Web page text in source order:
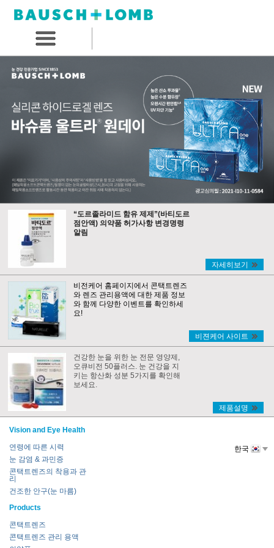
“도르졸라미드 함유 제제”(바티도르
점안액) 의약품 허가사항 변경명령
알림
자세히보기
비전케어 홈페이지에서 콘택트렌즈
와 렌즈 관리용액에 대한 제품 정보
와 함께 다양한 이벤트를 확인하세
요!
비젼케어 사이트
건강한 눈을 위한 눈 전문 영양제,
오큐비전 50플러스. 눈 건강을 지
키는 항산화 성분 5가지를 확인해
보세요.
제품설명
Vision and Eye Health
연령에 따른 시력
눈 감염 & 과민증
콘택트렌즈의 착용과 관
리
건조한 안구(눈 마름)
Products
콘택트렌즈
콘택트렌즈 관리 용액
한국